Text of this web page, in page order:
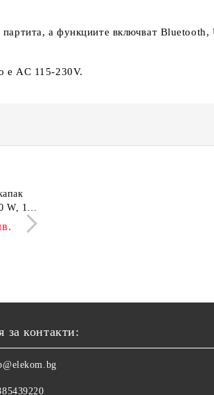
а функциите включват
е AC 115-230V.
W, 12
контакти: